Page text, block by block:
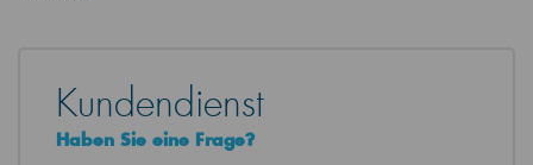
Kundendienst
Haben Sie eine Frage?